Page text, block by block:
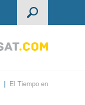
El Tiempo en